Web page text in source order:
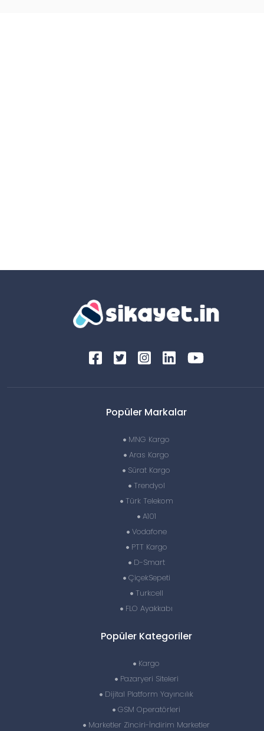
Popüler Markalar
MNG Kargo
Aras Kargo
Sürat Kargo
Trendyol
Türk Telekom
A101
Vodafone
PTT Kargo
D-Smart
ÇiçekSepeti
Turkcell
FLO Ayakkabı
Popüler Kategoriler
Kargo
Pazaryeri Siteleri
Dijital Platform Yayıncılık
GSM Operatörleri
Marketler Zinciri-İndirim Marketler